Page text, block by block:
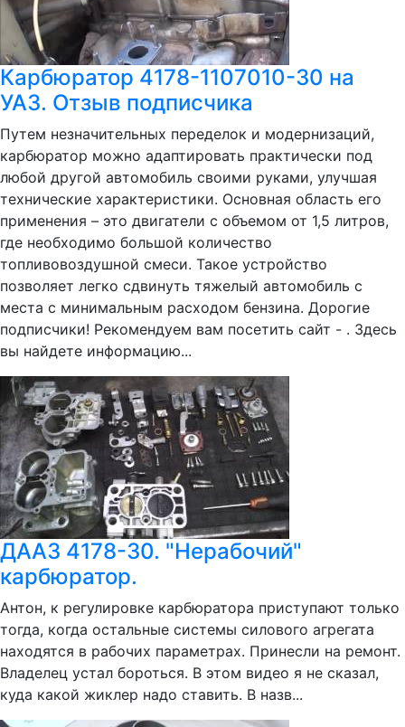
Карбюратор 4178-1107010-30 на
УАЗ. Отзыв подписчика
Путем незначительных переделок и модернизаций,
карбюратор можно адаптировать практически под
любой другой автомобиль своими руками, улучшая
технические характеристики. Основная область его
применения – это двигатели с объемом от 1,5 литров,
где необходимо большой количество
топливовоздушной смеси. Такое устройство
позволяет легко сдвинуть тяжелый автомобиль с
места с минимальным расходом бензина. Дорогие
подписчики! Рекомендуем вам посетить сайт - . Здесь
вы найдете информацию...
ДААЗ 4178-30. "Нерабочий"
карбюратор.
Антон, к регулировке карбюратора приступают только
тогда, когда остальные системы силового агрегата
находятся в рабочих параметрах. Принесли на ремонт.
Владелец устал бороться. В этом видео я не сказал,
куда какой жиклер надо ставить. В назв...